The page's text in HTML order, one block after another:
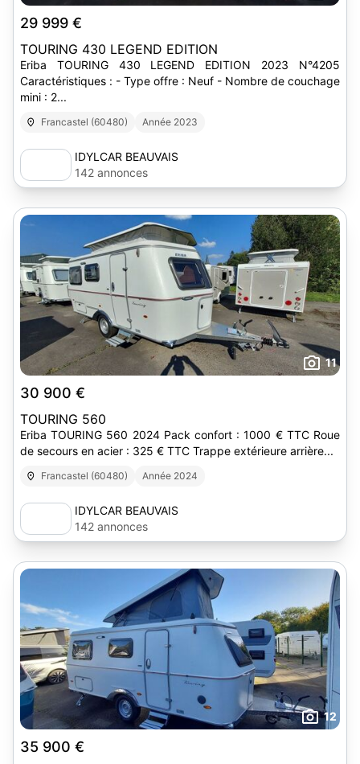
29 999 €
TOURING 430 LEGEND EDITION
Eriba TOURING 430 LEGEND EDITION 2023 N°4205
Caractéristiques : - Type offre : Neuf - Nombre de couchage
mini : 2...
Francastel (60480) Année 2023
IDYLCAR BEAUVAIS
142 annonces
11
30 900 €
TOURING 560
Eriba TOURING 560 2024 Pack confort : 1000 € TTC Roue
de secours en acier : 325 € TTC Trappe extérieure arrière...
Francastel (60480) Année 2024
IDYLCAR BEAUVAIS
142 annonces
12
35 900 €